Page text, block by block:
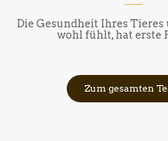
Die Gesundheit Ihres Tieres
wohl fühlt, hat erste
Zum gesamten